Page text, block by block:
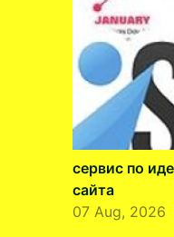
сервис по
сайта
07 Aug, 2026